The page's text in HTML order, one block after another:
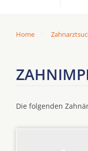
Home
Die folgenden